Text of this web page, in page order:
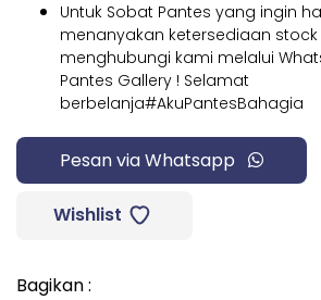
Untuk Sobat Pantes yang ingin
menanyakan ketersediaan
menghubungi kami melalui
Pantes Gallery ! Selamat
berbelanja#AkuPantesBahagia
Pesan via Whatsapp
Wishlist
Bagikan :